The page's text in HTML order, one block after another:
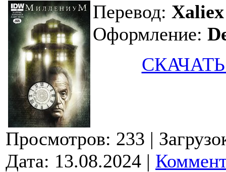
Перевод: Xaliex
Оформление:
Просмотров: 233 |
Дата: 13.08.2024 |